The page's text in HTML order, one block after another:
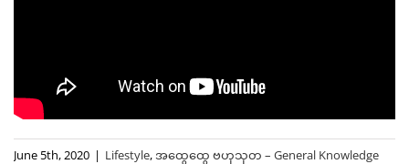
June 5th, 2020 | Lifestyle,အထွေထွေ ဗဟုသုတ – General Knowledge